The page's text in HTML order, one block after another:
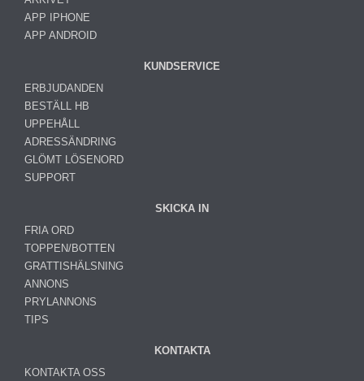
APP IPHONE
APP ANDROID
KUNDSERVICE
ERBJUDANDEN
BESTÄLL HB
UPPEHÅLL
ADRESSÄNDRING
GLÖMT LÖSENORD
SUPPORT
SKICKA IN
FRIA ORD
TOPPEN/BOTTEN
GRATTISHÄLSNING
ANNONS
PRYLANNONS
TIPS
KONTAKTA
KONTAKTA OSS